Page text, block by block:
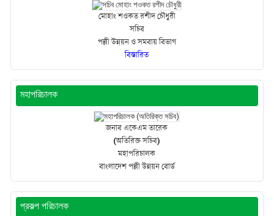
মোহাং শওকত রশীদ চৌধুরী
সচিব
পল্লী উন্নয়ন ও সমবায় বিভাগ
বিস্তারিত
মহাপরিচালক
জনাব একেএম তারেক
(অতিরিক্ত সচিব)
মহাপরিচালক
বাংলাদেশ পল্লী উন্নয়ন বোর্ড
প্রকল্প পরিচালক